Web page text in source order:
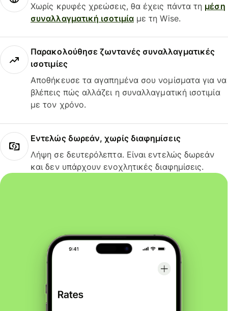
Χωρίς κρυφές χρεώσεις, θα έχεις πάντα τη μέση
συναλλαγματική ισοτιμίαμε τη Wise.
Παρακολούθησε ζωντανές συναλλαγματικές
ισοτιμίες
Αποθήκευσε τα αγαπημένα σου νομίσματα για να
βλέπεις πώς αλλάζει η συναλλαγματική ισοτιμία
με τον χρόνο.
Εντελώς δωρεάν, χωρίς διαφημίσεις
Λήψη σε δευτερόλεπτα. Είναι εντελώς δωρεάν
και δεν υπάρχουν ενοχλητικές διαφημίσεις.